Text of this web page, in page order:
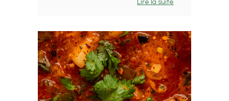
Lire la suite